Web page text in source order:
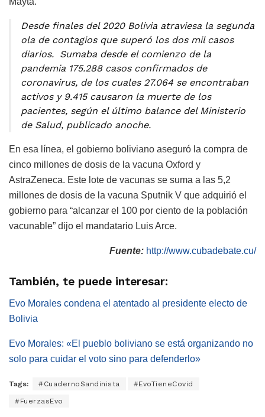
Desde finales del 2020 Bolivia atraviesa la segunda
ola de contagios que superó los dos mil casos
diarios. Sumaba desde el comienzo de la
pandemia 175.288 casos confirmados de
coronavirus, de los cuales 27.064 se encontraban
activos y 9.415 causaron la muerte de los
pacientes, según el último balance del Ministerio
de Salud, publicado anoche.
En esa línea, el gobierno boliviano aseguró la compra de
cinco millones de dosis de la vacuna Oxford y
AstraZeneca. Este lote de vacunas se suma a las 5,2
millones de dosis de la vacuna Sputnik V que adquirió el
gobierno para “alcanzar el 100 por ciento de la población
vacunable” dijo el mandatario Luis Arce.
Fuente: http://www.cubadebate.cu/
También, te puede interesar:
Evo Morales condena el atentado al presidente electo de
Bolivia
Evo Morales: «El pueblo boliviano se está organizando no
solo para cuidar el voto sino para defenderlo»
Tags: #CuadernoSandinista #EvoTieneCovid
#FuerzasEvo